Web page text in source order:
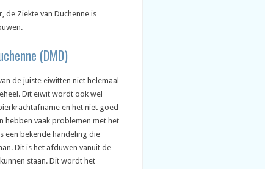
de Ziekte van Duchenne is
(DMD)
de juiste eiwitten niet helemaal
Dit eiwit wordt ook wel
en het niet goed
hebben vaak problemen met het
een bekende handeling die
Dit is het afduwen vanuit de
staan. Dit wordt het